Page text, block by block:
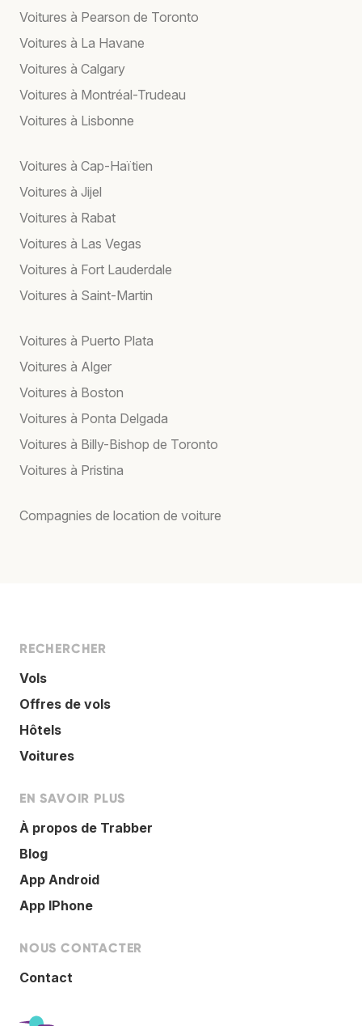
Voitures à Pearson de Toronto
Voitures à La Havane
Voitures à Calgary
Voitures à Montréal-Trudeau
Voitures à Lisbonne
Voitures à Cap-Haïtien
Voitures à Jijel
Voitures à Rabat
Voitures à Las Vegas
Voitures à Fort Lauderdale
Voitures à Saint-Martin
Voitures à Puerto Plata
Voitures à Alger
Voitures à Boston
Voitures à Ponta Delgada
Voitures à Billy-Bishop de Toronto
Voitures à Pristina
Compagnies de location de voiture
RECHERCHER
Vols
Offres de vols
Hôtels
Voitures
EN SAVOIR PLUS
À propos de Trabber
Blog
App Android
App IPhone
NOUS CONTACTER
Contact